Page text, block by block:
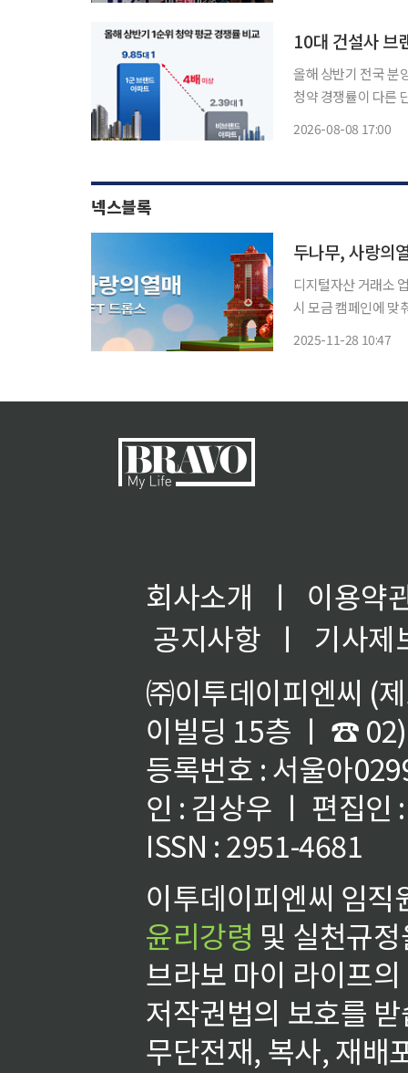
10대 건설사 브
올해 상반기 전국 분
청약 경쟁률이 다른
2026-08-08 17:00
넥스블록
두나무, 사랑의
디지털자산 거래소
시 모금 캠페인에 맞
2025-11-28 10:47
회사소개 ㅣ
이용약
공지사항
ㅣ
기사제
㈜이투데이피엔씨 (
이빌딩 15층 ㅣ ☎
등록번호 : 서울아
인 : 김상우 ㅣ 편집인
ISSN : 2951-4681
이투데이피엔씨 임
윤리강령 및 실천규
브라보 마이 라이프
저작권법의 보호를
무단전재, 복사, 재배